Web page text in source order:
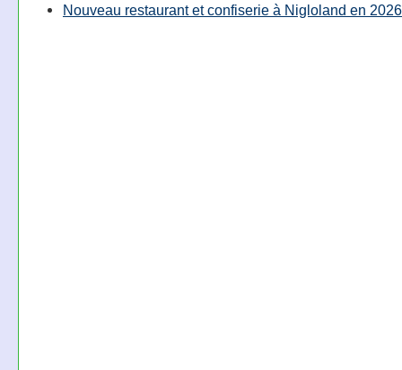
Nouveau restaurant et confiserie à Nigloland en 2026